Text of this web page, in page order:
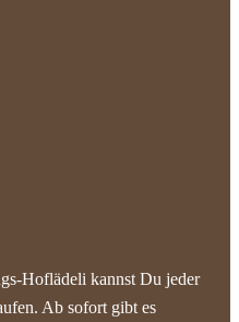
Hoflädeli kannst Du jeder
Ab sofort gibt es